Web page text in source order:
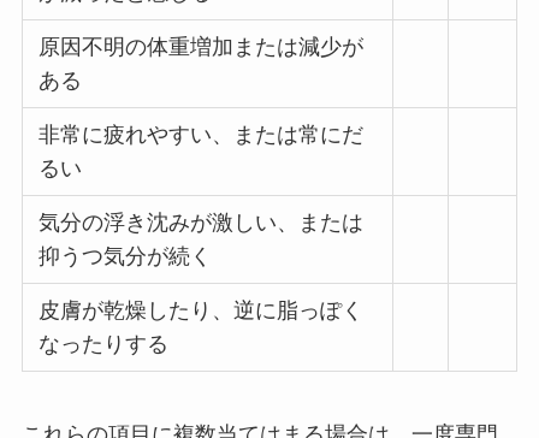
原因不明の体重増加または減少が
ある
非常に疲れやすい、または常にだ
るい
気分の浮き沈みが激しい、または
抑うつ気分が続く
皮膚が乾燥したり、逆に脂っぽく
なったりする